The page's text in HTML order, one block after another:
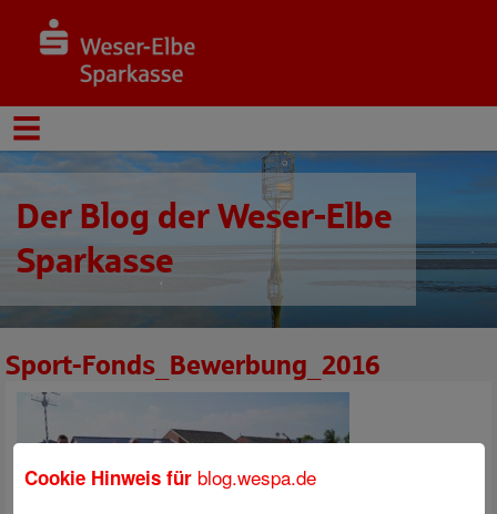
Der Blog der Weser-Elbe
Sparkasse
Sport-Fonds_Bewerbung_2016
Cookie Hinweis für blog.wespa.de